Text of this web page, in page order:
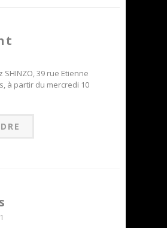
SHINZO, 39 rue Etienne
à partir du mercredi 10